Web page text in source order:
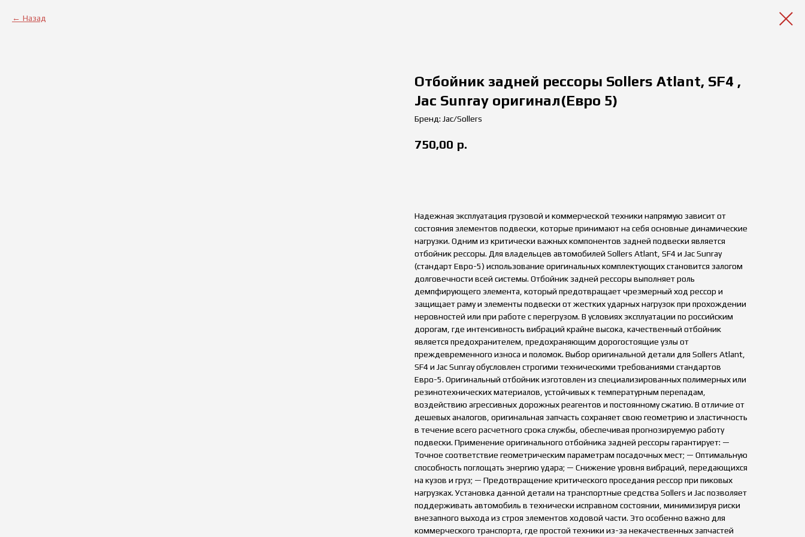
Назад
Отбойник задней рессоры Sollers Atlant, SF4 ,
Jac Sunray оригинал(Евро 5)
Бренд: Jac/Sollers
750,00 р.
Надежная эксплуатация грузовой и коммерческой техники напрямую зависит от
состояния элементов подвески, которые принимают на себя основные динамические
нагрузки. Одним из критически важных компонентов задней подвески является
отбойник рессоры. Для владельцев автомобилей Sollers Atlant, SF4 и Jac Sunray
(стандарт Евро-5) использование оригинальных комплектующих становится залогом
долговечности всей системы. Отбойник задней рессоры выполняет роль
демпфирующего элемента, который предотвращает чрезмерный ход рессор и
защищает раму и элементы подвески от жестких ударных нагрузок при прохождении
неровностей или при работе с перегрузом. В условиях эксплуатации по российским
дорогам, где интенсивность вибраций крайне высока, качественный отбойник
является предохранителем, предохраняющим дорогостоящие узлы от
преждевременного износа и поломок. Выбор оригинальной детали для Sollers Atlant,
SF4 и Jac Sunray обусловлен строгими техническими требованиями стандартов
Евро-5. Оригинальный отбойник изготовлен из специализированных полимерных или
резинотехнических материалов, устойчивых к температурным перепадам,
воздействию агрессивных дорожных реагентов и постоянному сжатию. В отличие от
дешевых аналогов, оригинальная запчасть сохраняет свою геометрию и эластичность
в течение всего расчетного срока службы, обеспечивая прогнозируемую работу
подвески. Применение оригинального отбойника задней рессоры гарантирует: —
Точное соответствие геометрическим параметрам посадочных мест; — Оптимальную
способность поглощать энергию удара; — Снижение уровня вибраций, передающихся
на кузов и груз; — Предотвращение критического проседания рессор при пиковых
нагрузках. Установка данной детали на транспортные средства Sollers и Jac позволяет
поддерживать автомобиль в технически исправном состоянии, минимизируя риски
внезапного выхода из строя элементов ходовой части. Это особенно важно для
коммерческого транспорта, где простой техники из-за некачественных запчастей